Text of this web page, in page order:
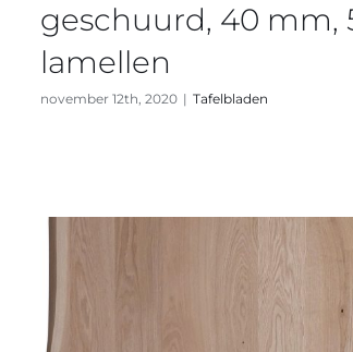
geschuurd, 40 mm,
lamellen
november 12th, 2020 | Tafelbladen